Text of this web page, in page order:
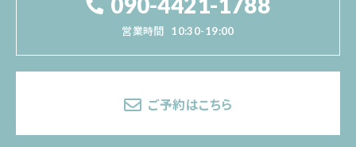
営業時間 10:30-19:00
ご予約はこちら